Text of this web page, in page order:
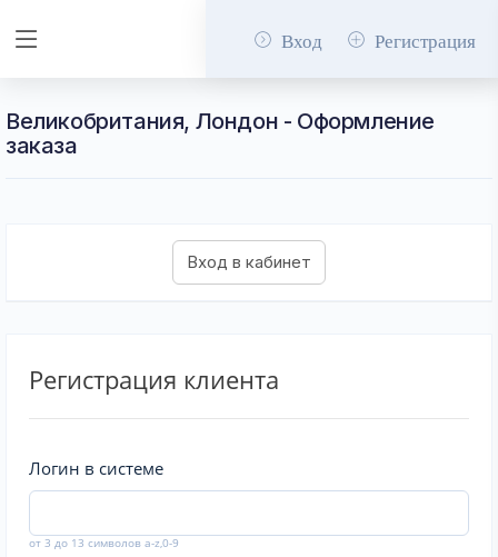
Вход Регистрация
Великобритания, Лондон - Оформление
заказа
Регистрация клиента
Логин в системе
от 3 до 13 символов a-z,0-9